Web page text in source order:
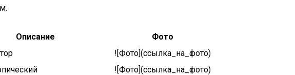
Описание
Фото
![Фото](ссылка_на_фото)
![Фото](ссылка_на_фото)